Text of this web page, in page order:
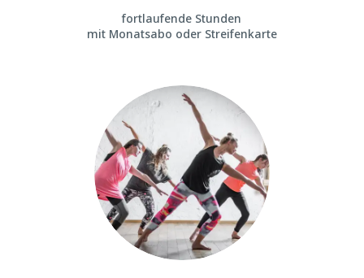
fortlaufende Stunden
mit Monatsabo oder Streifenkarte